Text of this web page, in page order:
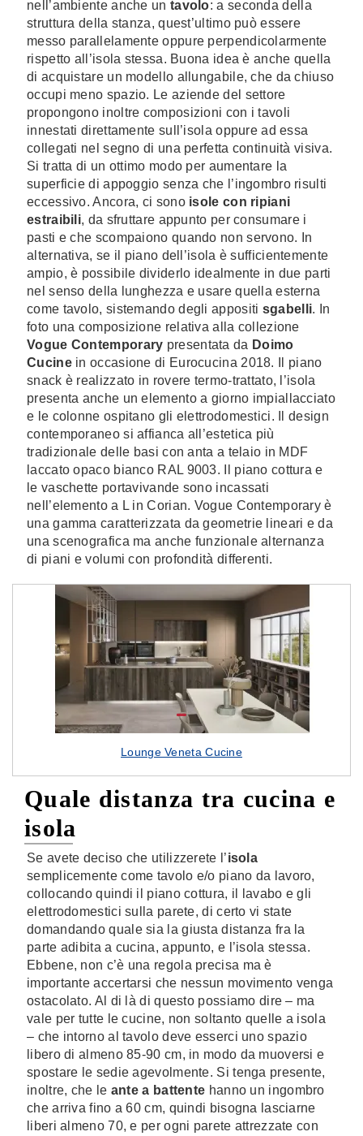
nell’ambiente anche un tavolo: a seconda della
struttura della stanza, quest’ultimo può essere
messo parallelamente oppure perpendicolarmente
rispetto all’isola stessa. Buona idea è anche quella
di acquistare un modello allungabile, che da chiuso
occupi meno spazio. Le aziende del settore
propongono inoltre composizioni con i tavoli
innestati direttamente sull’isola oppure ad essa
collegati nel segno di una perfetta continuità visiva.
Si tratta di un ottimo modo per aumentare la
superficie di appoggio senza che l’ingombro risulti
eccessivo. Ancora, ci sono isole con ripiani
estraibili, da sfruttare appunto per consumare i
pasti e che scompaiono quando non servono. In
alternativa, se il piano dell’isola è sufficientemente
ampio, è possibile dividerlo idealmente in due parti
nel senso della lunghezza e usare quella esterna
come tavolo, sistemando degli appositi sgabelli. In
foto una composizione relativa alla collezione
Vogue Contemporary presentata da Doimo
Cucinein occasione di Eurocucina 2018. Il piano
snack è realizzato in rovere termo-trattato, l’isola
presenta anche un elemento a giorno impiallacciato
e le colonne ospitano gli elettrodomestici. Il design
contemporaneo si affianca all’estetica più
tradizionale delle basi con anta a telaio in MDF
laccato opaco bianco RAL 9003. Il piano cottura e
le vaschette portavivande sono incassati
nell’elemento a L in Corian. Vogue Contemporary è
una gamma caratterizzata da geometrie lineari e da
una scenografica ma anche funzionale alternanza
di piani e volumi con profondità differenti.
Lounge Veneta Cucine
Quale distanza tra cucina e
isola
Se avete deciso che utilizzerete l’isola
semplicemente come tavolo e/o piano da lavoro,
collocando quindi il piano cottura, il lavabo e gli
elettrodomestici sulla parete, di certo vi state
domandando quale sia la giusta distanza fra la
parte adibita a cucina, appunto, e l’isola stessa.
Ebbene, non c’è una regola precisa ma è
importante accertarsi che nessun movimento venga
ostacolato. Al di là di questo possiamo dire – ma
vale per tutte le cucine, non soltanto quelle a isola
– che intorno al tavolo deve esserci uno spazio
libero di almeno 85-90 cm, in modo da muoversi e
spostare le sedie agevolmente. Si tenga presente,
inoltre, che le ante a battente hanno un ingombro
che arriva fino a 60 cm, quindi bisogna lasciarne
liberi almeno 70, e per ogni parete attrezzate con